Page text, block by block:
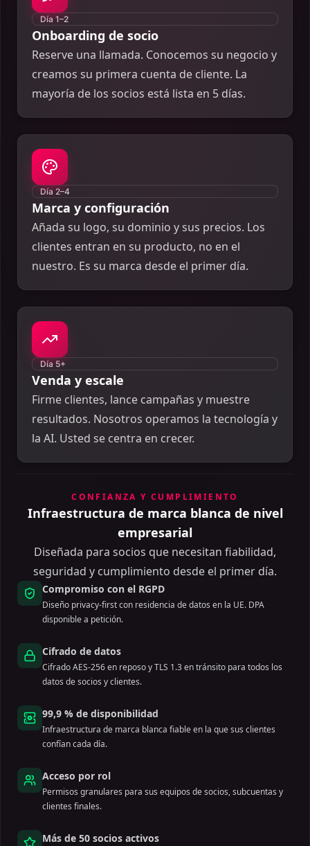
Día 1–2
Onboarding de socio
Reserve una llamada. Conocemos su negocio y
creamos su primera cuenta de cliente. La
mayoría de los socios está lista en 5 días.
Día 2–4
Marca y configuración
Añada su logo, su dominio y sus precios. Los
clientes entran en su producto, no en el
nuestro. Es su marca desde el primer día.
Día 5+
Venda y escale
Firme clientes, lance campañas y muestre
resultados. Nosotros operamos la tecnología y
la AI. Usted se centra en crecer.
CONFIANZA Y CUMPLIMIENTO
Infraestructura de marca blanca de nivel
empresarial
Diseñada para socios que necesitan fiabilidad,
seguridad y cumplimiento desde el primer día.
Compromiso con el RGPD
Diseño privacy-first con residencia de datos en la UE. DPA
disponible a petición.
Cifrado de datos
Cifrado AES-256 en reposo y TLS 1.3 en tránsito para todos los
datos de socios y clientes.
99,9 % de disponibilidad
Infraestructura de marca blanca fiable en la que sus clientes
confían cada día.
Acceso por rol
Permisos granulares para sus equipos de socios, subcuentas y
clientes finales.
Más de 50 socios activos